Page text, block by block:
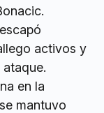
activos y
en la
mantuvo